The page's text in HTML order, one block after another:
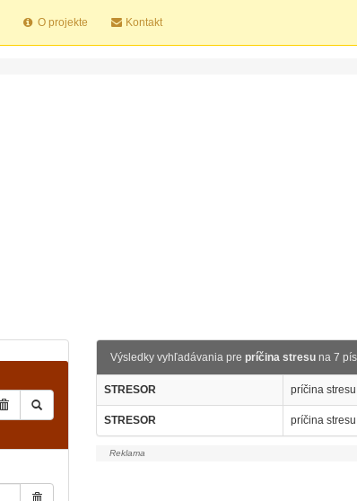
O projekte Kontakt
Výsledky vyhľadávania pre príčina stresuna 7
STRESOR príčina stresu
STRESOR príčina